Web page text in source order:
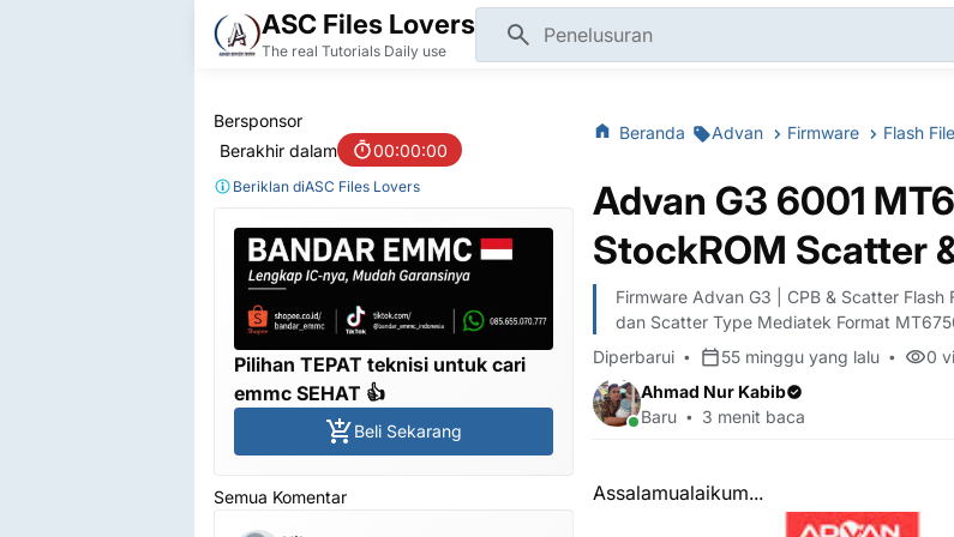
ASC Files Lovers
The real Tutorials Daily use
Beranda Advan Firmware Flash File
Advan G3 6001
StockROM Scatter
Firmware Advan G3 | CPB & Scatter
dan Scatter Type Mediatek Format
Diperbarui
55 minggu yang lalu 0
Ahmad Nur Kabib
Baru
3 menit baca
Assalamualaikum...
Bersponsor
Berakhir dalam
00:00:00
Beriklan diASC Files Lovers
Pilihan TEPAT teknisi untuk cari
emmc SEHAT 👍
Beli Sekarang
Semua Komentar